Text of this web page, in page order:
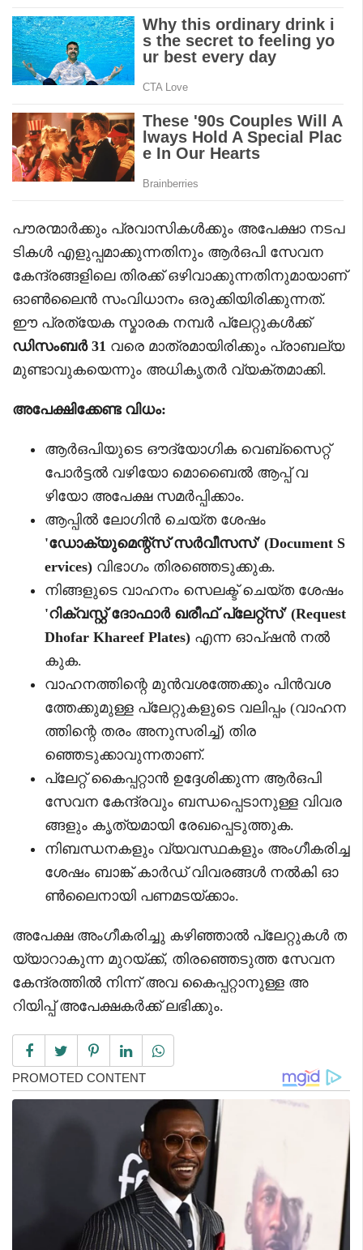
പൗരന്മാർക്കും പ്രവാസികൾക്കും അപേക്ഷാ നടപ
ടികൾ എളുപ്പമാക്കുന്നതിനും ആർഒപി സേവന
കേന്ദ്രങ്ങളിലെ തിരക്ക് ഒഴിവാക്കുന്നതിനുമായാണ്
ഓൺലൈൻ സംവിധാനം ഒരുക്കിയിരിക്കുന്നത്.
ഈ പ്രത്യേക സ്മാരക നമ്പർ പ്ലേറ്റുകൾക്ക്
ഡിസംബർ 31 വരെ മാത്രമായിരിക്കും പ്രാബല്യ
മുണ്ടാവുകയെന്നും അധികൃതർ വ്യക്തമാക്കി.
അപേക്ഷിക്കേണ്ട വിധം:
ആർഒപിയുടെ ഔദ്യോഗിക വെബ്‌സൈറ്റ്
പോർട്ടൽ വഴിയോ മൊബൈൽ ആപ്പ് വ
ഴിയോ അപേക്ഷ സമർപ്പിക്കാം.
ആപ്പിൽ ലോഗിൻ ചെയ്ത ശേഷം
'ഡോക്യുമെന്റ്സ് സർവീസസ്' (Document S
ervices) വിഭാഗം തിരഞ്ഞെടുക്കുക.
നിങ്ങളുടെ വാഹനം സെലക്ട് ചെയ്ത ശേഷം
'റിക്വസ്റ്റ് ദോഫാർ ഖരീഫ് പ്ലേറ്റ്സ്' (Request
Dhofar Khareef Plates) എന്ന ഓപ്ഷൻ നൽ
കുക.
വാഹനത്തിന്റെ മുൻവശത്തേക്കും പിൻവശ
ത്തേക്കുമുള്ള പ്ലേറ്റുകളുടെ വലിപ്പം (വാഹന
ത്തിന്റെ തരം അനുസരിച്ച്) തിര
ഞ്ഞെടുക്കാവുന്നതാണ്.
പ്ലേറ്റ് കൈപ്പറ്റാൻ ഉദ്ദേശിക്കുന്ന ആർഒപി
സേവന കേന്ദ്രവും ബന്ധപ്പെടാനുള്ള വിവര
ങ്ങളും കൃത്യമായി രേഖപ്പെടുത്തുക.
നിബന്ധനകളും വ്യവസ്ഥകളും അംഗീകരിച്ച
ശേഷം ബാങ്ക് കാർഡ് വിവരങ്ങൾ നൽകി ഓ
ൺലൈനായി പണമടയ്ക്കാം.
അപേക്ഷ അംഗീകരിച്ചു കഴിഞ്ഞാൽ പ്ലേറ്റുകൾ ത
യ്യാറാകുന്ന മുറയ്ക്ക്, തിരഞ്ഞെടുത്ത സേവന
കേന്ദ്രത്തിൽ നിന്ന് അവ കൈപ്പറ്റാനുള്ള അ
റിയിപ്പ് അപേക്ഷകർക്ക് ലഭിക്കും.